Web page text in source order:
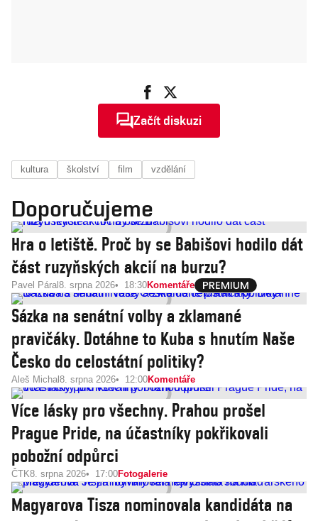
Začít diskuzi
kultura školství film vzdělání
Doporučujeme
Hra o letiště. Proč by se Babišovi hodilo dát
část ruzyňských akcií na burzu?
Pavel Páral 8. srpna 2026 18:30Komentáře
Sázka na senátní volby a zklamané
pravičáky. Dotáhne to Kuba s hnutím Naše
Česko do celostátní politiky?
Aleš Michal 8. srpna 2026 12:00Komentáře
Více lásky pro všechny. Prahou prošel
Prague Pride, na účastníky pokřikovali
pobožní odpůrci
ČTK8. srpna 2026 17:00Fotogalerie
Magyarova Tisza nominovala kandidáta na